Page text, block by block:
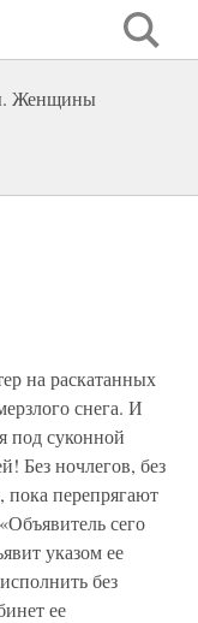
Женщины
на раскатанных
снега. И
под суконной
Без ночлегов, без
пока перепрягают
сего
указом ее
без
ее